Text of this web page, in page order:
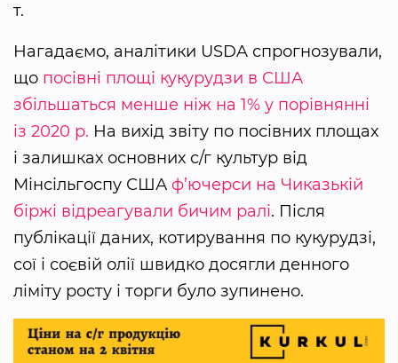
т.
Нагадаємо, аналітики USDA спрогнозували,
що посівні площі кукурудзи в США
збільшаться менше ніж на 1% у порівнянні
із 2020 р. На вихід звіту по посівних площах
і залишках основних с/г культур від
Мінсільгоспу США ф’ючерси на Чиказькій
біржі відреагували бичим ралі. Після
публікації даних, котирування по кукурудзі,
сої і соєвій олії швидко досягли денного
ліміту росту і торги було зупинено.